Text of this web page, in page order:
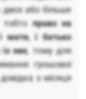
двох або більше
тобтоправо на
мати, і батько
них, тому для
грошової
з місяця